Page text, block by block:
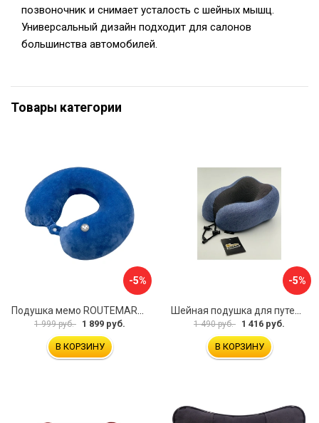
позвоночник и снимает усталость с шейных мышц.
Универсальный дизайн подходит для салонов
большинства автомобилей.
Товары категории
-5%
1 999 руб. 1 899 руб.
В КОРЗИНУ
-5%
1 490 руб. 1 416 руб.
В КОРЗИНУ